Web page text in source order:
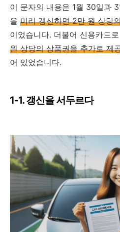
이 문자의 내용은 1월 30일과
을 미리 갱신하면 2만 원 상당
이었습니다. 더불어 신용카드
원 상당의 상품권을 추가로 제
어 있었습니다.
1-1. 갱신을 서두르다